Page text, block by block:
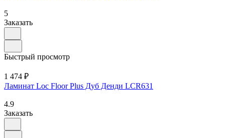
5
Заказать
Быстрый просмотр
1 474 ₽
Ламинат Loc Floor Plus Дуб Денди LCR631
4.9
Заказать